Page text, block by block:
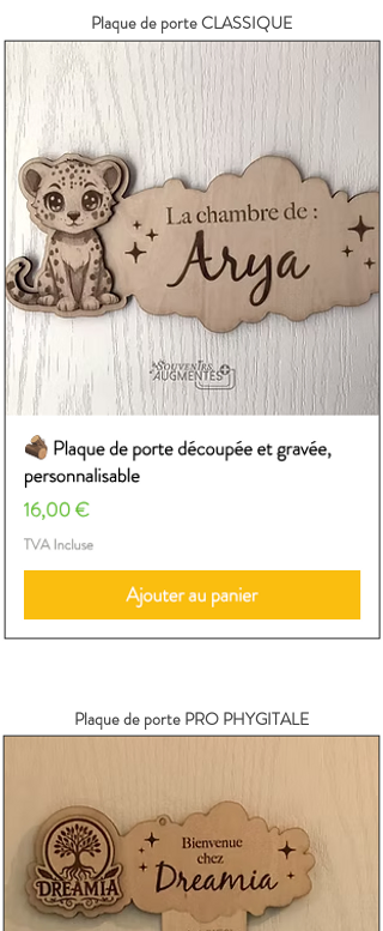
Plaque de porte CLASSIQUE
Plaque de porte PRO PHYGITALE